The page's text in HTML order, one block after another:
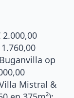
op
Mistral &